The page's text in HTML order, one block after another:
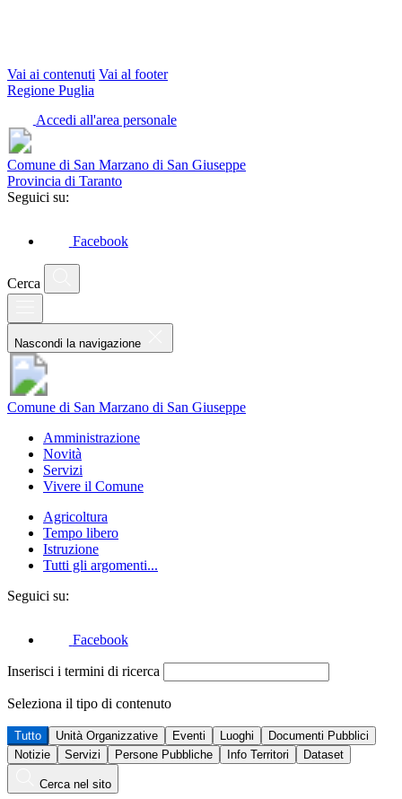
Vai ai contenuti Vai al footer
Regione Puglia
Accedi all'area personale
Comune di San Marzano di San Giuseppe
Provincia di Taranto
Seguici su:
Facebook
Cerca
Nascondi la navigazione
Comune di San Marzano di San Giuseppe
Amministrazione
Novità
Servizi
Vivere il Comune
Agricoltura
Tempo libero
Istruzione
Tutti gli argomenti...
Seguici su:
Facebook
Inserisci i termini di ricerca
Seleziona il tipo di contenuto
Tutto Unità Organizzative Eventi Luoghi
Documenti Pubblici
Notizie
Servizi Persone Pubbliche Info Territori Dataset
Cerca nel sito